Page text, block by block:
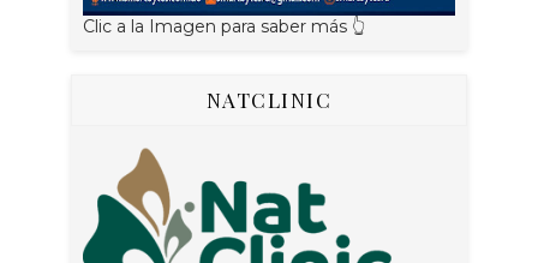
Clic a la Imagen para saber más 👆
NATCLINIC